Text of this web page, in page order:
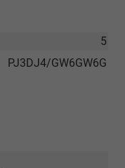
5
PJ3DJ4/GW6GW6G